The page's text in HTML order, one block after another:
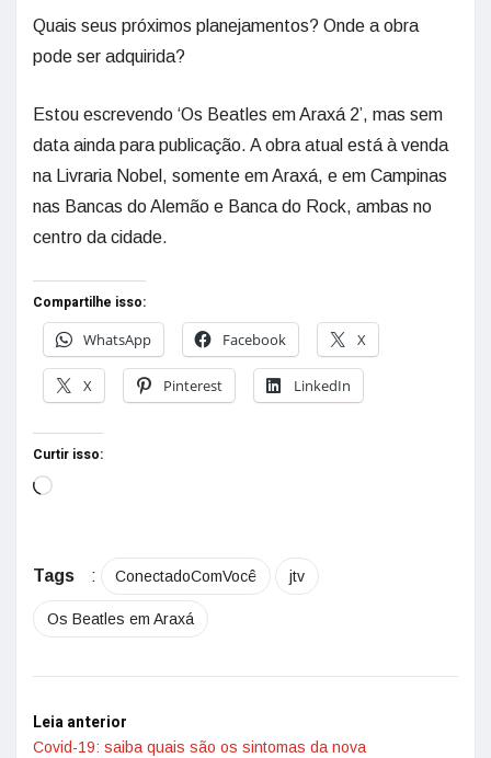
Quais seus próximos planejamentos? Onde a obra
pode ser adquirida?
Estou escrevendo ‘Os Beatles em Araxá 2’, mas sem
data ainda para publicação. A obra atual está à venda
na Livraria Nobel, somente em Araxá, e em Campinas
nas Bancas do Alemão e Banca do Rock, ambas no
centro da cidade.
Compartilhe isso:
WhatsApp
Facebook X
X Pinterest LinkedIn
Curtir isso:
Tags : ConectadoComVocê jtv
Os Beatles em Araxá
Leia anterior
Covid-19: saiba quais são os sintomas da nova